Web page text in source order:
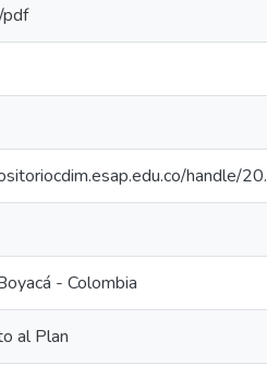
pdf
handle/
- Colombia
al Plan